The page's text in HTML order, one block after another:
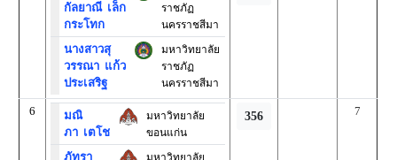
กัลยาณีเล็ก
กระโทก
ราชภัฏ
นครราชสีมา
นางสาวสุ
วรรณาแก้ว
ประเสริฐ
มหาวิทยาลัย
ราชภัฏ
นครราชสีมา
6
มณิ
ภาเตโช
มหาวิทยาลัย
ขอนแก่น
ภัทรา
มหาวิทยาลัย
356 7